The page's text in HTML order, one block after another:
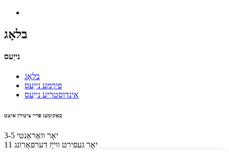
בלאָג
נייַעס
בלאָג
פירמע נייַעס
אינדוסטריע נייַעס
באַקומען פריי ציטירן איצט
3-5 יאָר וואָראַנטי
11 יאָר געפירט ווייַז דערפאַרונג